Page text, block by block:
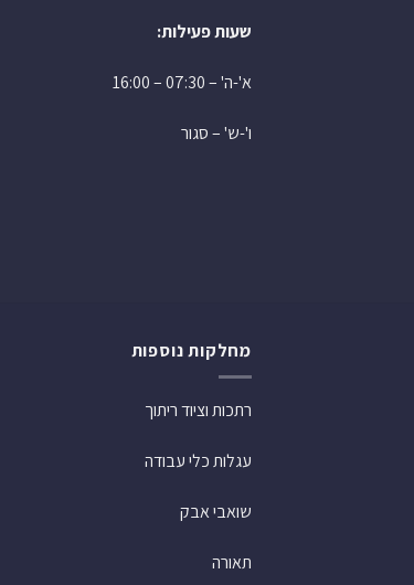
שעות פעילות:
א'-ה' – 07:30 – 16:00
ו'-ש' – סגור
מחלקות נוספות
רתכות וציוד ריתוך
עגלות כלי עבודה
שואבי אבק
תאורה